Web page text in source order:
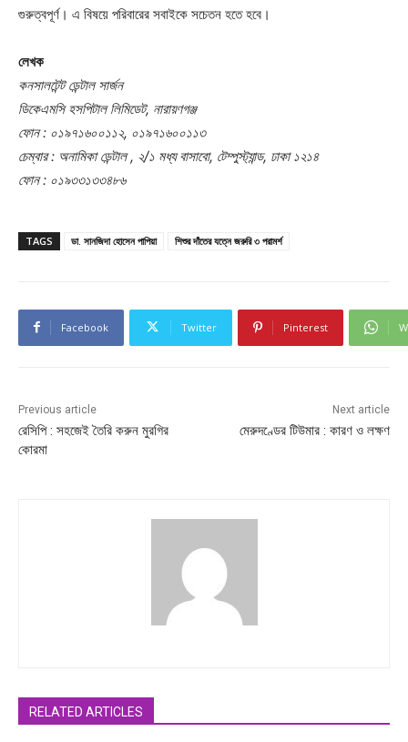
গুরুত্বপূর্ণ। এ বিষয়ে পরিবারের সবাইকে সচেতন হতে হবে।
লেখক
কনসালটেন্ট ডেন্টাল সার্জন
ডিকেএমসি হসপিটাল লিমিডেট, নারায়ণগঞ্জ
ফোন : ০১৯৭১৬০০১১২, ০১৯৭১৬০০১১৩
চেম্বার : অনামিকা ডেন্টাল , ২/১ মধ্য বাসাবো, টেম্পুস্ট্যান্ড, ঢাকা ১২১৪
ফোন : ০১৯৩৩১৩৩৪৮৬
TAGS ডা. সানজিদা হোসেন পাপিয়া শিশুর দাঁতের যত্নে জরুরি ৩ পরামর্শ
Facebook Twitter Pinterest
Previous article
রেসিপি : সহজেই তৈরি করুন মুরগির
কোরমা
Next article
মেরুদণ্ডের টিউমার : কারণ ও লক্ষণ
RELATED ARTICLES